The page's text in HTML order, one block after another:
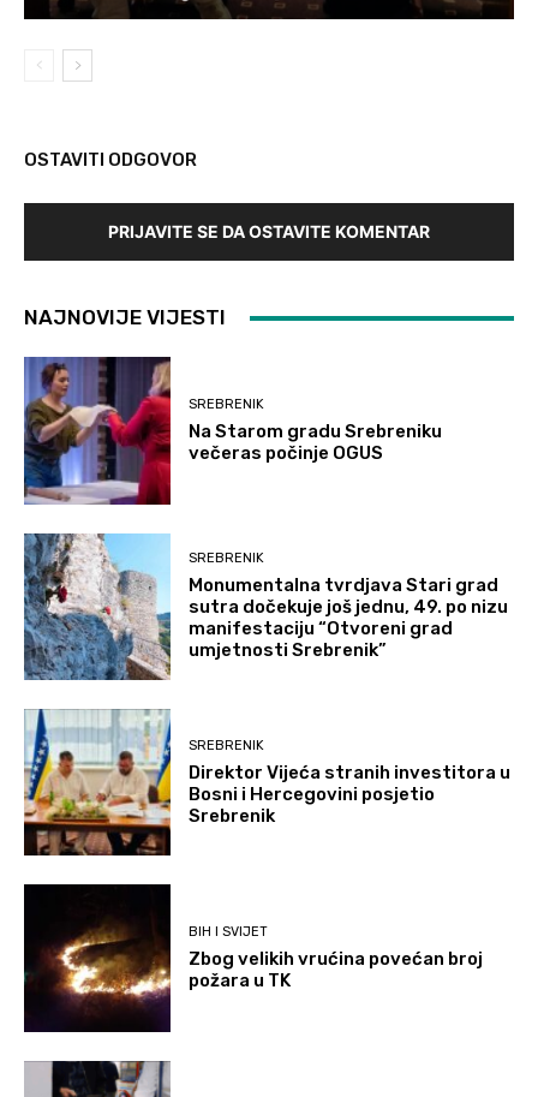
OSTAVITI ODGOVOR
PRIJAVITE SE DA OSTAVITE KOMENTAR
NAJNOVIJE VIJESTI
SREBRENIK
Na Starom gradu Srebreniku
večeras počinje OGUS
SREBRENIK
Monumentalna tvrdjava Stari grad
sutra dočekuje još jednu, 49. po nizu
manifestaciju “Otvoreni grad
umjetnosti Srebrenik”
SREBRENIK
Direktor Vijeća stranih investitora u
Bosni i Hercegovini posjetio
Srebrenik
BIH I SVIJET
Zbog velikih vrućina povećan broj
požara u TK